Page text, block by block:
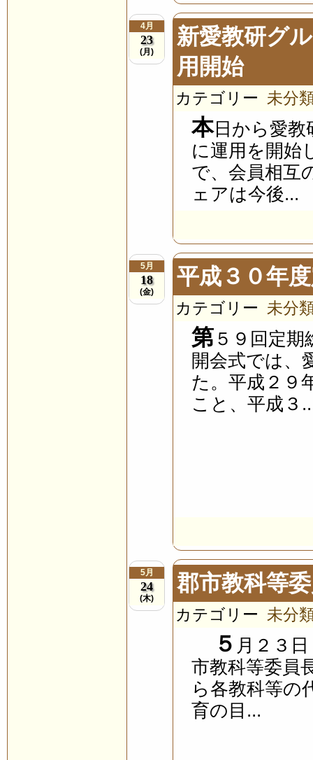
4月
23
(月)
新愛教研グ
用開始
カテゴリー 未分
本日から愛教
に運用を開始
で、会員相互
ェアは今後...
5月
18
(金)
平成３０年
カテゴリー 未分
第 ５９回定
開会式では、
た。平成２９
こと、平成３
5月
24
(木)
郡市教科等
カテゴリー 未分
５ 月２３
市教科等委員
ら各教科等の
育の目...